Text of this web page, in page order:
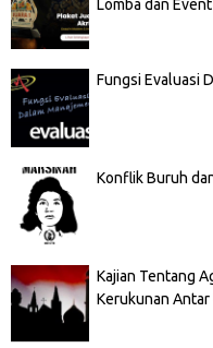
Lomba dan Event
Fungsi Evaluasi
Konflik Buruh
Kajian Tentang
Kerukunan Antar